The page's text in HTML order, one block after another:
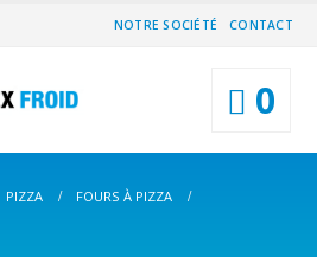
NOTRE SOCIÉTÉ CONTACT
0
PIZZA
FOURS À PIZZA